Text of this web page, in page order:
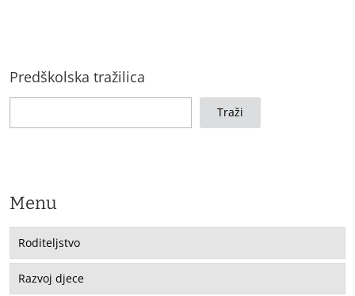
Predškolska tražilica
Traži
Menu
Roditeljstvo
Razvoj djece